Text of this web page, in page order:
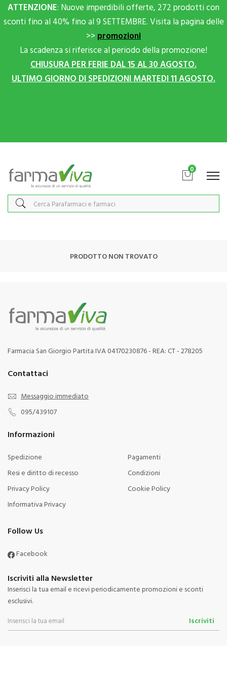
ATTENZIONE: Nuove imperdibili offerte, 272 prodotti con
sconti fino al 40% fino al 9 SETTEMBRE. Visita la pagina delle
>> promozioni
La scadenza si riferisce al periodo della promozione!
CHIUSURA PER FERIE DAL 15 AL 30 AGOSTO.
ULTIMO GIORNO DI SPEDIZIONI MARTEDI 11 AGOSTO.
0
PRODOTTO NON TROVATO
Farmacia San Giorgio Partita IVA 04170230876 - REA: CT - 278205
Contattaci
Messaggio immediato
095/439107
Informazioni
Spedizione
Pagamenti
Resi e diritto di recesso
Condizioni
Privacy Policy
Cookie Policy
Informativa Privacy
Follow Us
Facebook
Iscriviti alla Newsletter
Inserisci la tua email e ricevi periodicamente promozioni e sconti
esclusivi.
Iscriviti